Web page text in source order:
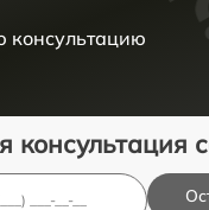
консультацию
консультация